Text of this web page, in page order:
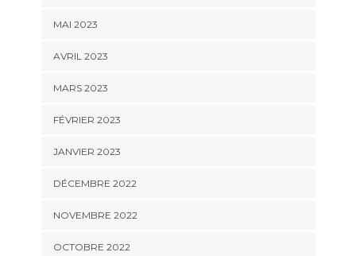
MAI 2023
AVRIL 2023
MARS 2023
FÉVRIER 2023
JANVIER 2023
DÉCEMBRE 2022
NOVEMBRE 2022
OCTOBRE 2022